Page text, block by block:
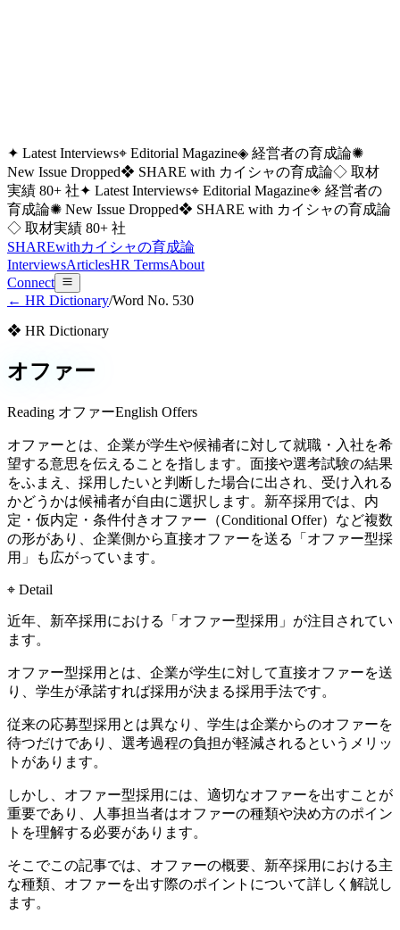
✦ Latest Interviews⌖ Editorial Magazine◈ 経営者の育成論✺
New Issue Dropped❖ SHARE with カイシャの育成論◇ 取材
実績 80+ 社✦ Latest Interviews⌖ Editorial Magazine◈ 経営者の
育成論✺ New Issue Dropped❖ SHARE with カイシャの育成論
◇ 取材実績 80+ 社
SHAREwithカイシャの育成論
InterviewsArticlesHR TermsAbout
Connect
← HR Dictionary/Word No. 530
❖ HR Dictionary
オファー
Reading オファーEnglish Offers
オファーとは、企業が学生や候補者に対して就職・入社を希
望する意思を伝えることを指します。面接や選考試験の結果
をふまえ、採用したいと判断した場合に出され、受け入れる
かどうかは候補者が自由に選択します。新卒採用では、内
定・仮内定・条件付きオファー（Conditional Offer）など複数
の形があり、企業側から直接オファーを送る「オファー型採
用」も広がっています。
⌖ Detail
近年、新卒採用における「オファー型採用」が注目されてい
ます。
オファー型採用とは、企業が学生に対して直接オファーを送
り、学生が承諾すれば採用が決まる採用手法です。
従来の応募型採用とは異なり、学生は企業からのオファーを
待つだけであり、選考過程の負担が軽減されるというメリッ
トがあります。
しかし、オファー型採用には、適切なオファーを出すことが
重要であり、人事担当者はオファーの種類や決め方のポイン
トを理解する必要があります。
そこでこの記事では、オファーの概要、新卒採用における主
な種類、オファーを出す際のポイントについて詳しく解説し
ます。